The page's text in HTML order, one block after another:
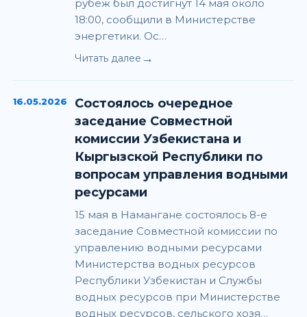
рубеж был достигнут 14 мая около
18:00, сообщили в Министерстве
энергетики. Ос…
Читать далее →
16.05.2026
Состоялось очередное
заседание Совместной
комиссии Узбекистана и
Кыргызской Республики по
вопросам управления водными
ресурсами
15 мая в Намангане состоялось 8-е
заседание Совместной комиссии по
управлению водными ресурсами
Министерства водных ресурсов
Республики Узбекистан и Службы
водных ресурсов при Министерстве
водных ресурсов, сельского хозя…